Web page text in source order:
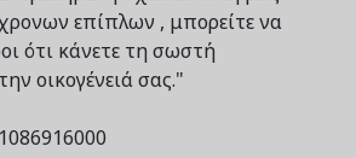
επίπλων , μπορείτε να
ότι κάνετε τη σωστή
οικογένειά σας."